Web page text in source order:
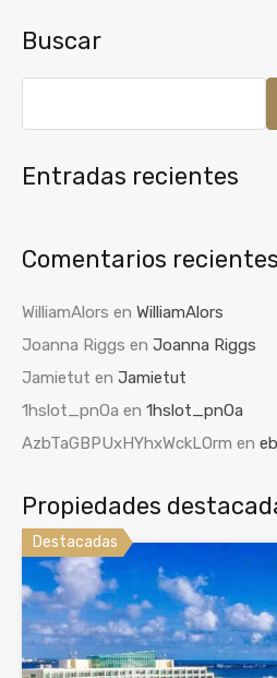
Buscar
Entradas recientes
Comentarios recientes
WilliamAlors en WilliamAlors
Joanna Riggs en Joanna Riggs
Jamietut en Jamietut
1hslot_pnOa en 1hslot_pnOa
AzbTaGBPUxHYhxWckLOrm en
Propiedades
Destacadas